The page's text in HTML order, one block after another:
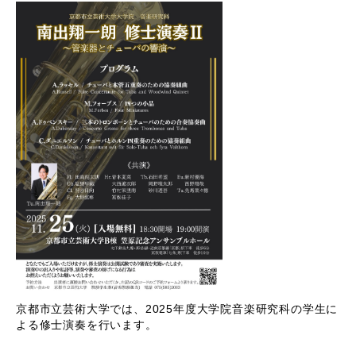
京都市立芸術大学では、2025年度大学院音楽研究科の学生に
よる修士演奏を行います。